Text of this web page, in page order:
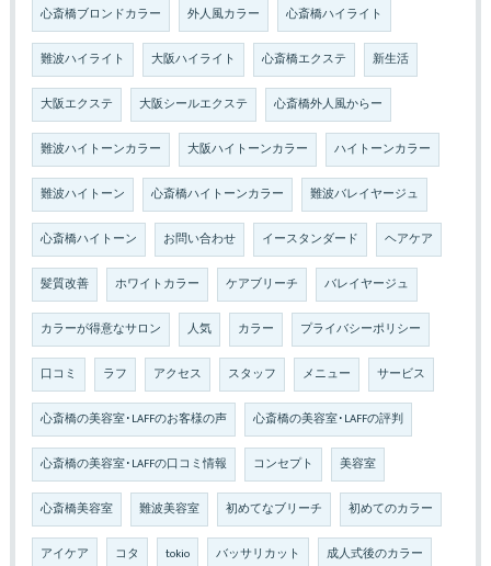
心斎橋ブロンドカラー 外人風カラー 心斎橋ハイライト
難波ハイライト 大阪ハイライト 心斎橋エクステ 新生活
大阪エクステ 大阪シールエクステ 心斎橋外人風からー
難波ハイトーンカラー 大阪ハイトーンカラー ハイトーンカラー
難波ハイトーン 心斎橋ハイトーンカラー 難波バレイヤージュ
心斎橋ハイトーン お問い合わせ イースタンダード ヘアケア
髪質改善 ホワイトカラー ケアブリーチ バレイヤージュ
カラーが得意なサロン 人気 カラー プライバシーポリシー
口コミ ラフ アクセス スタッフ メニュー サービス
心斎橋の美容室･LAFFのお客様の声 心斎橋の美容室･LAFFの評判
心斎橋の美容室･LAFFの口コミ情報 コンセプト 美容室
心斎橋美容室 難波美容室 初めてなブリーチ 初めてのカラー
アイケア コタ tokio バッサリカット 成人式後のカラー